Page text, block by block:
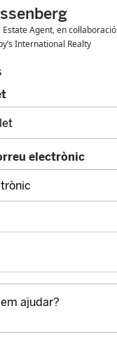
Agent, en col·laboració
International Realty
electrònic